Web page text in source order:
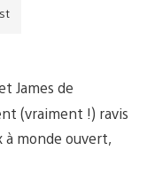
James de
(vraiment !) ravis
à monde ouvert,